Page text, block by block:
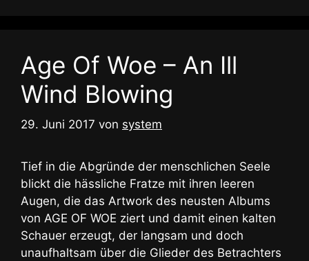
Age Of Woe – An Ill
Wind Blowing
29. Juni 2017 von system
Tief in die Abgründe der menschlichen Seele
blickt die hässliche Fratze mit ihren leeren
Augen, die das Artwork des neusten Albums
von AGE OF WOE ziert und damit einen kalten
Schauer erzeugt, der langsam und doch
unaufhaltsam über die Glieder des Betrachters